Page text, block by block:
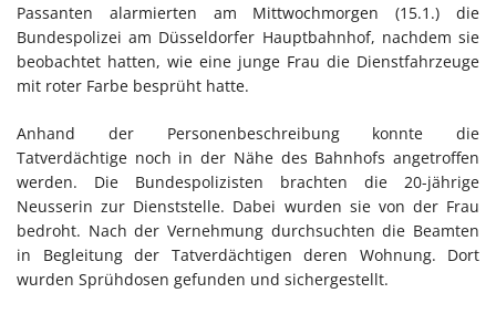
Passanten alarmierten am Mittwochmorgen (15.1.) die
Bundespolizei am Düsseldorfer Hauptbahnhof, nachdem sie
beobachtet hatten, wie eine junge Frau die Dienstfahrzeuge
mit roter Farbe besprüht hatte.
Anhand der Personenbeschreibung konnte die
Tatverdächtige noch in der Nähe des Bahnhofs angetroffen
werden. Die Bundespolizisten brachten die 20-jährige
Neusserin zur Dienststelle. Dabei wurden sie von der Frau
bedroht. Nach der Vernehmung durchsuchten die Beamten
in Begleitung der Tatverdächtigen deren Wohnung. Dort
wurden Sprühdosen gefunden und sichergestellt.